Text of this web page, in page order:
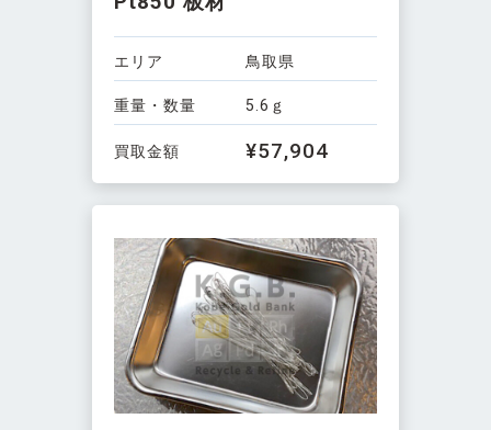
エリア 鳥取県
重量・数量 5.6ｇ
買取金額 ¥57,904